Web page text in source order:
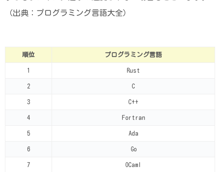
（出典：プログラミング言語大全）
順位 プログラミング言語
1 Rust
2 C
3 C++
4 Fortran
5 Ada
6 Go
7 OCaml